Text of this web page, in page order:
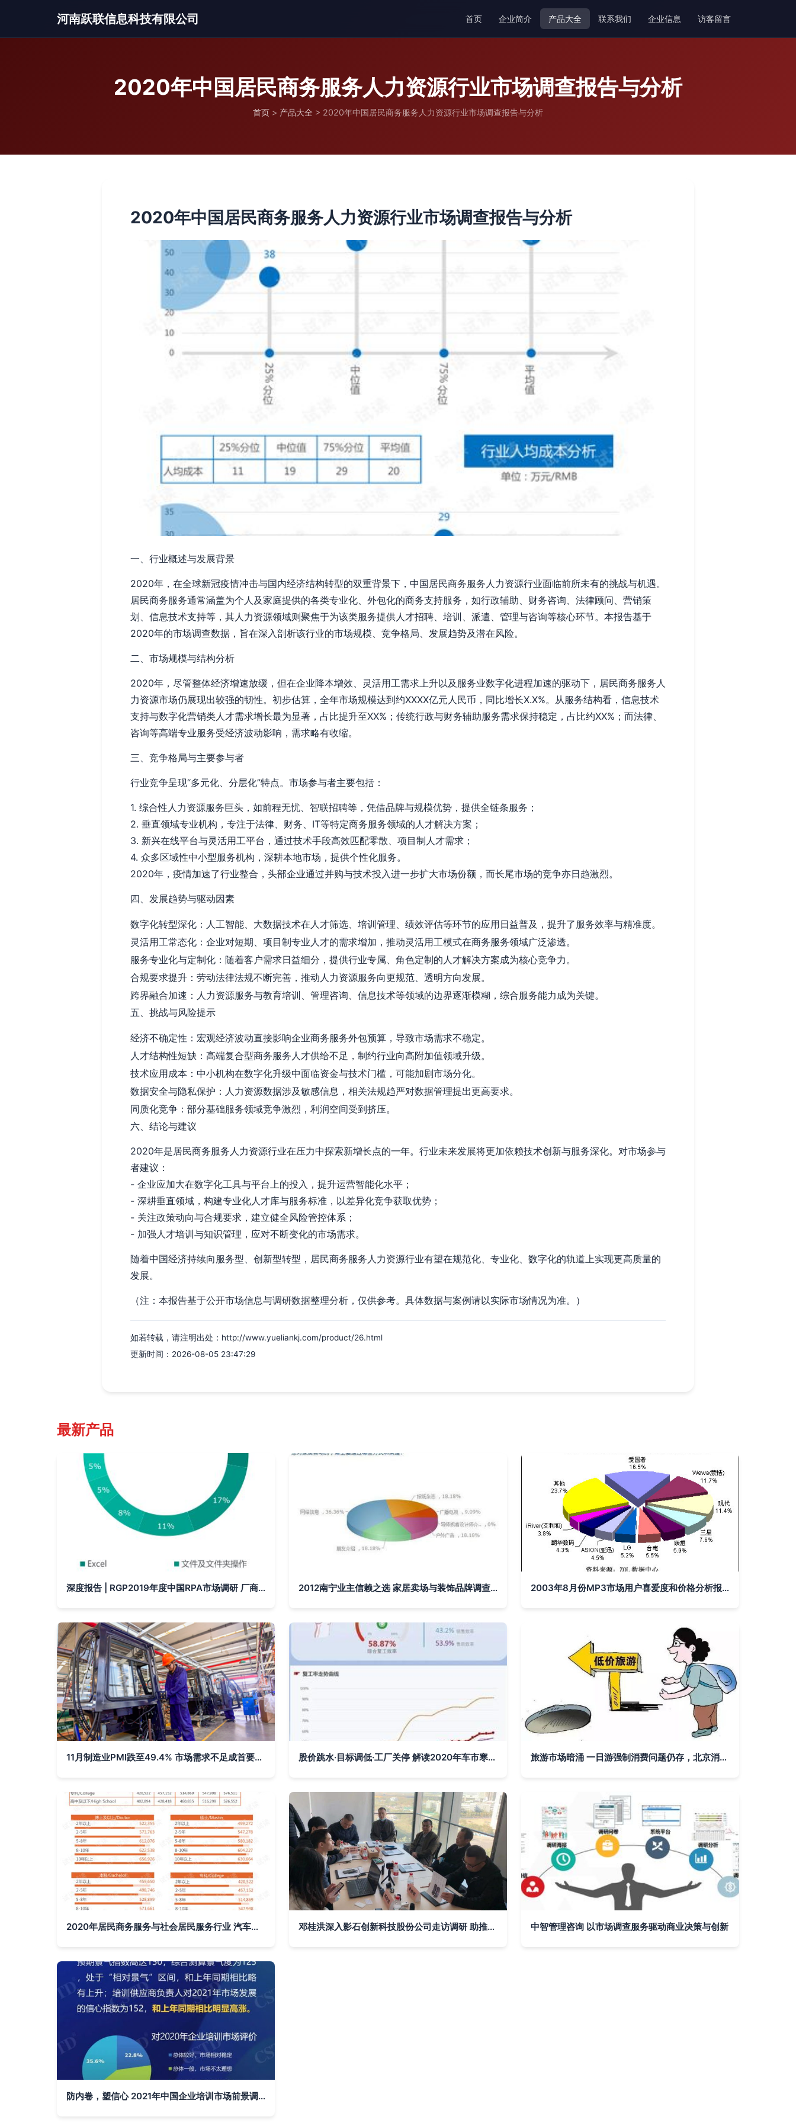
河南跃联信息科技有限公司 首页 企业简介 产品大全 联系我们 企业信息 访客留言
2020年中国居民商务服务人力资源行业市场调查报告与分析
首页 > 产品大全 > 2020年中国居民商务服务人力资源行业市场调查报告与分析
2020年中国居民商务服务人力资源行业市场调查报告与分析
一、行业概述与发展背景
2020年，在全球新冠疫情冲击与国内经济结构转型的双重背景下，中国居民商务服务人力资源行业面临前所未有的挑战与机遇。
居民商务服务通常涵盖为个人及家庭提供的各类专业化、外包化的商务支持服务，如行政辅助、财务咨询、法律顾问、营销策
划、信息技术支持等，其人力资源领域则聚焦于为该类服务提供人才招聘、培训、派遣、管理与咨询等核心环节。本报告基于
2020年的市场调查数据，旨在深入剖析该行业的市场规模、竞争格局、发展趋势及潜在风险。
二、市场规模与结构分析
2020年，尽管整体经济增速放缓，但在企业降本增效、灵活用工需求上升以及服务业数字化进程加速的驱动下，居民商务服务人
力资源市场仍展现出较强的韧性。初步估算，全年市场规模达到约XXXX亿元人民币，同比增长X.X%。从服务结构看，信息技术
支持与数字化营销类人才需求增长最为显著，占比提升至XX%；传统行政与财务辅助服务需求保持稳定，占比约XX%；而法律、
咨询等高端专业服务受经济波动影响，需求略有收缩。
三、竞争格局与主要参与者
行业竞争呈现“多元化、分层化”特点。市场参与者主要包括：
1. 综合性人力资源服务巨头，如前程无忧、智联招聘等，凭借品牌与规模优势，提供全链条服务；
2. 垂直领域专业机构，专注于法律、财务、IT等特定商务服务领域的人才解决方案；
3. 新兴在线平台与灵活用工平台，通过技术手段高效匹配零散、项目制人才需求；
4. 众多区域性中小型服务机构，深耕本地市场，提供个性化服务。
2020年，疫情加速了行业整合，头部企业通过并购与技术投入进一步扩大市场份额，而长尾市场的竞争亦日趋激烈。
四、发展趋势与驱动因素
数字化转型深化：人工智能、大数据技术在人才筛选、培训管理、绩效评估等环节的应用日益普及，提升了服务效率与精准度。
灵活用工常态化：企业对短期、项目制专业人才的需求增加，推动灵活用工模式在商务服务领域广泛渗透。
服务专业化与定制化：随着客户需求日益细分，提供行业专属、角色定制的人才解决方案成为核心竞争力。
合规要求提升：劳动法律法规不断完善，推动人力资源服务向更规范、透明方向发展。
跨界融合加速：人力资源服务与教育培训、管理咨询、信息技术等领域的边界逐渐模糊，综合服务能力成为关键。
五、挑战与风险提示
经济不确定性：宏观经济波动直接影响企业商务服务外包预算，导致市场需求不稳定。
人才结构性短缺：高端复合型商务服务人才供给不足，制约行业向高附加值领域升级。
技术应用成本：中小机构在数字化升级中面临资金与技术门槛，可能加剧市场分化。
数据安全与隐私保护：人力资源数据涉及敏感信息，相关法规趋严对数据管理提出更高要求。
同质化竞争：部分基础服务领域竞争激烈，利润空间受到挤压。
六、结论与建议
2020年是居民商务服务人力资源行业在压力中探索新增长点的一年。行业未来发展将更加依赖技术创新与服务深化。对市场参与
者建议：
- 企业应加大在数字化工具与平台上的投入，提升运营智能化水平；
- 深耕垂直领域，构建专业化人才库与服务标准，以差异化竞争获取优势；
- 关注政策动向与合规要求，建立健全风险管控体系；
- 加强人才培训与知识管理，应对不断变化的市场需求。
随着中国经济持续向服务型、创新型转型，居民商务服务人力资源行业有望在规范化、专业化、数字化的轨道上实现更高质量的
发展。
（注：本报告基于公开市场信息与调研数据整理分析，仅供参考。具体数据与案例请以实际市场情况为准。）
如若转载，请注明出处：http://www.yueliankj.com/product/26.html
更新时间：2026-08-05 23:47:29
最新产品
深度报告 | RGP2019年度中国RPA市场调研 厂商、机遇、规模、上升空间、市场反馈 2012南宁业主信赖之选 家居卖场与装饰品牌调查报告 2003年8月份MP3市场用户喜爱度和价格分析报告
11月制造业PMI跌至49.4% 市场需求不足成首要挑战 股价跳水·目标调低·工厂关停 解读2020年车市寒冬后的市场改造新方案 旅游市场暗涌 一日游强制消费问题仍存，北京消协发布监测报告
2020年居民商务服务与社会居民服务行业 汽车代驾领域市场调查报告与分析 邓桂洪深入影石创新科技股份公司走访调研 助推市场精准服务升级 中智管理咨询 以市场调查服务驱动商业决策与创新
防内卷，塑信心 2021年中国企业培训市场前景调研分析报告